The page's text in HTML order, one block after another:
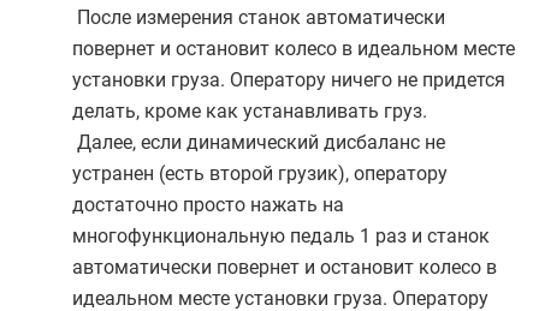
После измерения станок автоматически
повернет и остановит колесо в идеальном месте
установки груза. Оператору ничего не придется
делать, кроме как устанавливать груз.
Далее, если динамический дисбаланс не
устранен (есть второй грузик), оператору
достаточно просто нажать на
многофункциональную педаль 1 раз и станок
автоматически повернет и остановит колесо в
идеальном месте установки груза. Оператору